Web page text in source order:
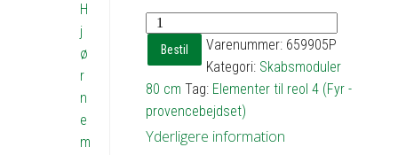
Skab,
grundmodul
med
1
hylde
-
Bestil Varenummer: 659905P
Kategori: Skabsmoduler
80 cm Tag: Elementer til reol 4 (Fyr -
provencebejdset)
Yderligere information
H
j
ø
r
n
e
m